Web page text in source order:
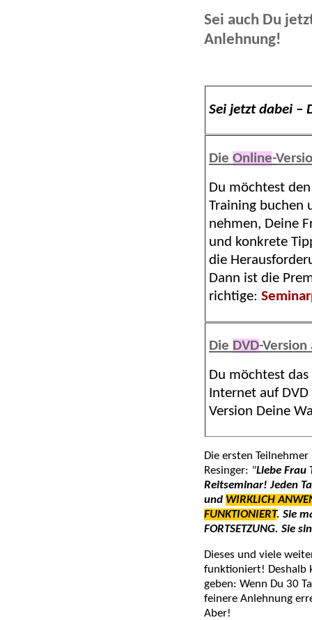
Sei auch Du
Anlehnung!
Sei jetzt dabei –
Die Online-
Du möchtest
Training buchen
nehmen, Deine
und konkrete
die
Dann ist die
richtige:
Die DVD-Version
Du möchtest
Internet auf DVD
Version Deine
Die ersten
Resinger: "Liebe Frau
Reitseminar! Jeden
und WIRKLICH
FUNKTIONIERT. Sie
FORTSETZUNG. Sie
Dieses und viele
funktioniert! Deshalb
geben: Wenn Du 30
feinere Anlehnung
Aber!